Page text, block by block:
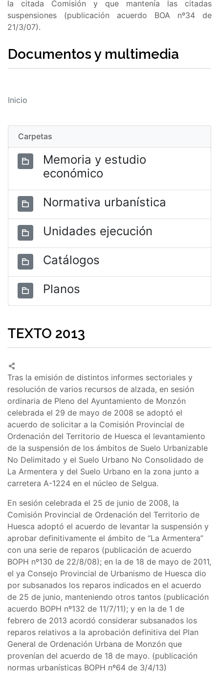
la citada Comisión y que mantenía las citadas
suspensiones (publicación acuerdo BOA nº34 de
21/3/07).
Documentos y multimedia
Inicio
Carpetas
Memoria y estudio
económico
Normativa urbanística
Unidades ejecución
Catálogos
Planos
TEXTO 2013
Tras la emisión de distintos informes sectoriales y
resolución de varios recursos de alzada, en sesión
ordinaria de Pleno del Ayuntamiento de Monzón
celebrada el 29 de mayo de 2008 se adoptó el
acuerdo de solicitar a la Comisión Provincial de
Ordenación del Territorio de Huesca el levantamiento
de la suspensión de los ámbitos de Suelo Urbanizable
No Delimitado y el Suelo Urbano No Consolidado de
La Armentera y del Suelo Urbano en la zona junto a
carretera A-1224 en el núcleo de Selgua.
En sesión celebrada el 25 de junio de 2008, la
Comisión Provincial de Ordenación del Territorio de
Huesca adoptó el acuerdo de levantar la suspensión y
aprobar definitivamente el ámbito de “La Armentera”
con una serie de reparos (publicación de acuerdo
BOPH nº130 de 22/8/08); en la de 18 de mayo de 2011,
el ya Consejo Provincial de Urbanismo de Huesca dio
por subsanados los reparos indicados en el acuerdo
de 25 de junio, manteniendo otros tantos (publicación
acuerdo BOPH nº132 de 11/7/11); y en la de 1 de
febrero de 2013 acordó considerar subsanados los
reparos relativos a la aprobación definitiva del Plan
General de Ordenación Urbana de Monzón que
provenían del acuerdo de 18 de mayo. (publicación
normas urbanísticas BOPH nº64 de 3/4/13)